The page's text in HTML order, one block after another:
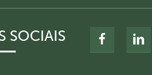
SOCIAIS